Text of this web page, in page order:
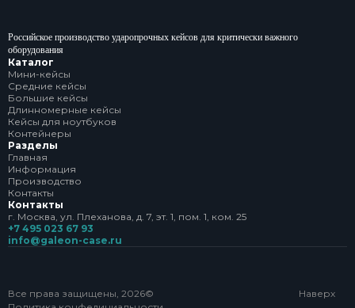
Российское производство ударопрочных кейсов для критически важного
оборудования
Каталог
Мини-кейсы
Средние кейсы
Большие кейсы
Длинномерные кейсы
Кейсы для ноутбуков
Контейнеры
Разделы
Главная
Информация
Производство
Контакты
Контакты
г. Москва, ул. Плеханова, д. 7, эт. 1, пом. 1, ком. 25
+7 495 023 67 93
info@galeon-case.ru
Все права защищены, 2026©
Наверх